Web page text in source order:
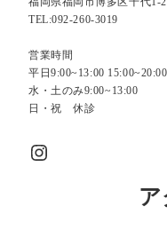
TEL:092-260-3019
営業時間
平日9:00~13:00 15:00~20:00
水・土のみ9:00~13:00
日・祝 休診
Instagram